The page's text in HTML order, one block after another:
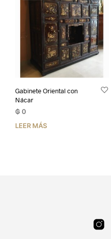
Gabinete Oriental con
Nácar
₲ 0
LEER MÁS